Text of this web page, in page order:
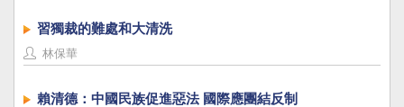
習獨裁的難處和大清洗
林保華
賴清德：中國民族促進惡法 國際應團結反制